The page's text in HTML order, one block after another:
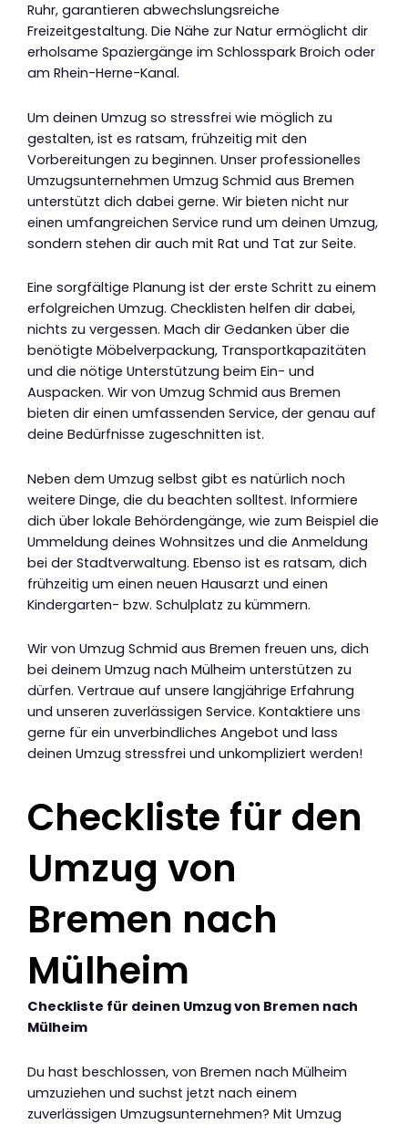
Ruhr, garantieren abwechslungsreiche
Freizeitgestaltung. Die Nähe zur Natur ermöglicht dir
erholsame Spaziergänge im Schlosspark Broich oder
am Rhein-Herne-Kanal.
Um deinen Umzug so stressfrei wie möglich zu
gestalten, ist es ratsam, frühzeitig mit den
Vorbereitungen zu beginnen. Unser professionelles
Umzugsunternehmen Umzug Schmid aus Bremen
unterstützt dich dabei gerne. Wir bieten nicht nur
einen umfangreichen Service rund um deinen Umzug,
sondern stehen dir auch mit Rat und Tat zur Seite.
Eine sorgfältige Planung ist der erste Schritt zu einem
erfolgreichen Umzug. Checklisten helfen dir dabei,
nichts zu vergessen. Mach dir Gedanken über die
benötigte Möbelverpackung, Transportkapazitäten
und die nötige Unterstützung beim Ein- und
Auspacken. Wir von Umzug Schmid aus Bremen
bieten dir einen umfassenden Service, der genau auf
deine Bedürfnisse zugeschnitten ist.
Neben dem Umzug selbst gibt es natürlich noch
weitere Dinge, die du beachten solltest. Informiere
dich über lokale Behördengänge, wie zum Beispiel die
Ummeldung deines Wohnsitzes und die Anmeldung
bei der Stadtverwaltung. Ebenso ist es ratsam, dich
frühzeitig um einen neuen Hausarzt und einen
Kindergarten- bzw. Schulplatz zu kümmern.
Wir von Umzug Schmid aus Bremen freuen uns, dich
bei deinem Umzug nach Mülheim unterstützen zu
dürfen. Vertraue auf unsere langjährige Erfahrung
und unseren zuverlässigen Service. Kontaktiere uns
gerne für ein unverbindliches Angebot und lass
deinen Umzug stressfrei und unkompliziert werden!
Checkliste für den
Umzug von
Bremen nach
Mülheim
Checkliste für deinen Umzug von Bremen nach
Mülheim
Du hast beschlossen, von Bremen nach Mülheim
umzuziehen und suchst jetzt nach einem
zuverlässigen Umzugsunternehmen? Mit Umzug